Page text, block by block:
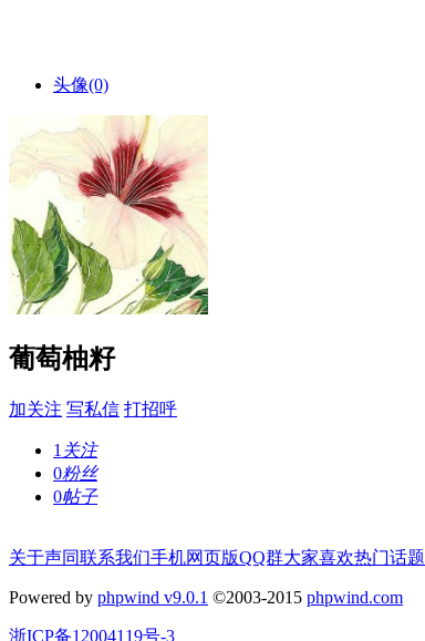
头像(0)
葡萄柚籽
加关注 写私信 打招呼
1 关注
0粉丝
0帖子
关于声同联系我们手机网页版QQ群大家喜欢热门话题
Powered by phpwind v9.0.1 ©2003-2015 phpwind.com
浙ICP备12004119号-3